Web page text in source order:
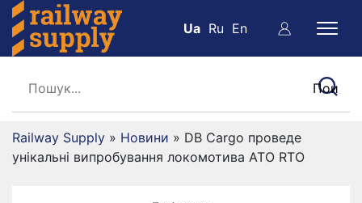
Ua Ru En
Railway Supply » Новини » DB Cargo проведе
унікальні випробування локомотива ATO RTO